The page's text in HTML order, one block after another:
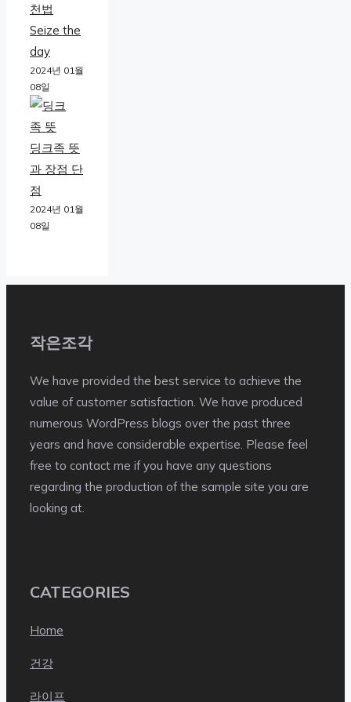
천법
Seize the
day
2024년 01월
08일
딩크족 뜻
과 장점 단
점
2024년 01월
08일
작은조각
We have provided the best service to achieve the
value of customer satisfaction. We have produced
numerous WordPress blogs over the past three
years and have considerable expertise. Please feel
free to contact me if you have any questions
regarding the production of the sample site you are
looking at.
CATEGORIES
Home
건강
라이프